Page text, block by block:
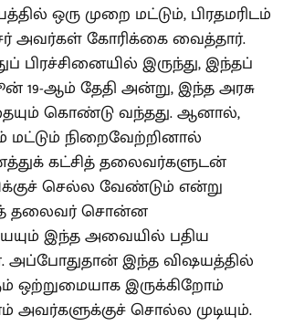
ஒரு முறை மட்டும், பிரதமரிடம்
அவர்கள் கோரிக்கை வைத்தார்.
பிரச்சினையில் இருந்து, இந்தப்
19-ஆம் தேதி அன்று, இந்த அரசு
கொண்டு வந்தது. ஆனால்,
நிறைவேற்றினால்
கட்சித் தலைவர்களுடன்
செல்ல வேண்டும் என்று
தலைவர் சொன்ன
இந்த அவையில் பதிய
இந்த விஷயத்தில்
ஒற்றுமையாக இருக்கிறோம்
அவர்களுக்குச் சொல்ல முடியும்.